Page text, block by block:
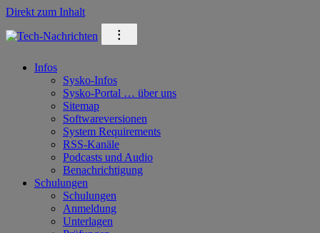
Direkt zum Inhalt
⁝
Infos
Sysko-Infos
Sysko-Portal … über uns
Sitemap
Softwareversionen
System Requirements
RSS-Kanäle
Podcasts und Audio
Benachrichtigung
Schulungen
Schulungen
Anmeldung
Unterlagen